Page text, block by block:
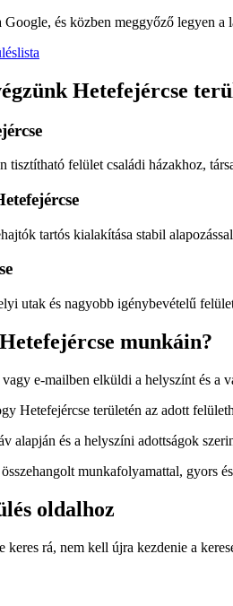
és közben meggyőző legyen
Hetefejércse
tisztítható felület családi házakhoz,
tartós kialakítása stabil
utak és nagyobb igénybevételű
munkáin?
e-mailben elküldi a helyszínt és a
Hetefejércse területén az adott
alapján és a helyszíni adottságok
munkafolyamattal, gyors
oldalhoz
keres rá, nem kell újra kezdenie a